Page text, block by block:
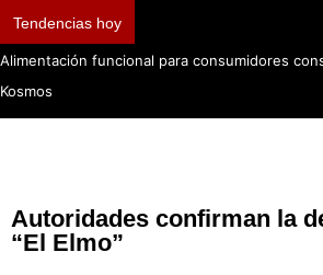
Tendencias hoy
Alimentación funcional para consumidores
Kosmos
Autoridades confirman la
“El Elmo”